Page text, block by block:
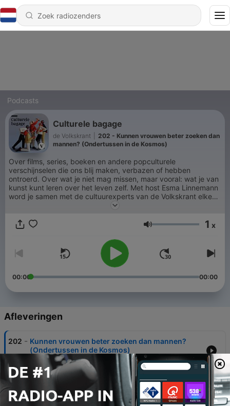
Podcasts
Culturele bagage
de Volkskrant
202 - Kunnen vrouwen beter zoeken dan
mannen? (Ondertussen in de Kosmos)
Over films, series, boeken en andere popculturele
verschijnselen die ons blij maken, verbazen of hebben
ontroerd. Over wat je niet mag missen, maar vooral: wat je van
kunst kunt leren over het leven zelf. Met host Esma Linnemann
word je samen met de cultuurexperts van de Volkskrant elke
Volume 1 x
00:00 00:00
Afleveringen
202 - Kunnen vrouwen beter zoeken dan mannen?
(Ondertussen in de Kosmos)
201 -
World Pride tussen feest en protest: hoe veilig is
queer zijn in Nederland?
30 jul. 2026